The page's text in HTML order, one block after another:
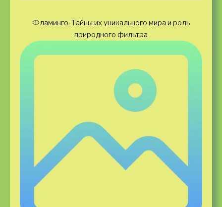
Фламинго: Тайны их уникального мира и роль
природного фильтра